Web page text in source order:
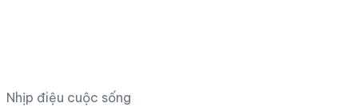
Nhịp điệu cuộc sống